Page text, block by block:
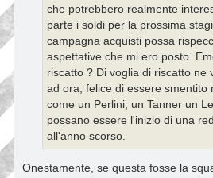
che potrebbero realmente
parte i soldi per la prossima
campagna acquisti possa
aspettative che mi ero posto.
riscatto ? Di voglia di riscatto ne
ad ora, felice di essere smentito
come un Perlini, un Tanner un
possano essere l'inizio di una
all'anno scorso.
Onestamente, se questa fosse la